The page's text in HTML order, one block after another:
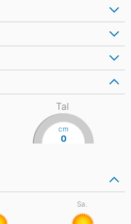
Tal
cm
0
Sa.